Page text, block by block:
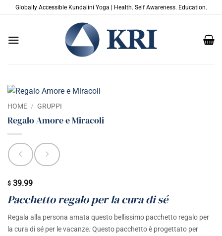
SaltaGlobally Accessible Kundalini Yoga | Health. Self Awareness. Education.
HOME / GRUPPI
Regalo Amore e Miracoli
$ 39.99
Pacchetto regalo per la cura di sé
Regala alla persona amata questo bellissimo pacchetto regalo per
la cura di sé per le vacanze. Questo pacchetto è progettato per